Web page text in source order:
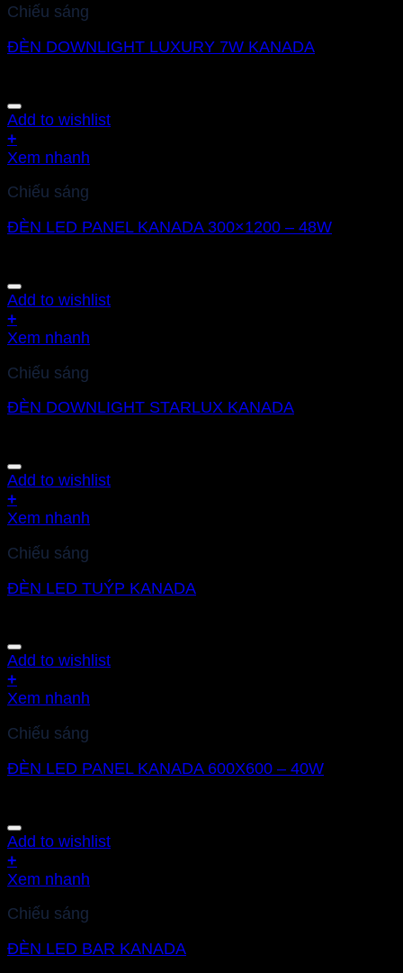
Chiếu sáng
ĐÈN DOWNLIGHT LUXURY 7W KANADA
Add to wishlist
+
Xem nhanh
Chiếu sáng
ĐÈN LED PANEL KANADA 300×1200 – 48W
Add to wishlist
+
Xem nhanh
Chiếu sáng
ĐÈN DOWNLIGHT STARLUX KANADA
Add to wishlist
+
Xem nhanh
Chiếu sáng
ĐÈN LED TUÝP KANADA
Add to wishlist
+
Xem nhanh
Chiếu sáng
ĐÈN LED PANEL KANADA 600X600 – 40W
Add to wishlist
+
Xem nhanh
Chiếu sáng
ĐÈN LED BAR KANADA